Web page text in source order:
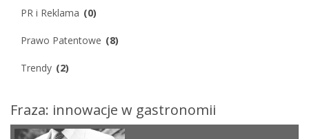
PR i Reklama (0)
Prawo Patentowe (8)
Trendy (2)
Fraza: innowacje w gastronomii